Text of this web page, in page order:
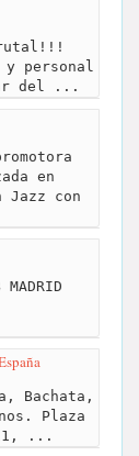
personal
del ...
en
Jazz con
MADRID
Bachata,
Plaza
...